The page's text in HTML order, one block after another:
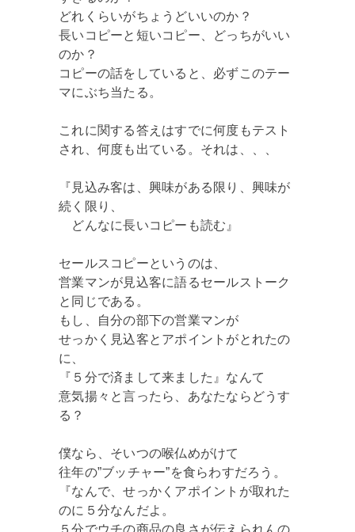
どれくらいがちょうどいいのか？
長いコピーと短いコピー、どっちがいい
のか？
コピーの話をしていると、必ずこのテー
マにぶち当たる。
これに関する答えはすでに何度もテスト
され、何度も出ている。それは、、、
『見込み客は、興味がある限り、興味が
続く限り、
どんなに長いコピーも読む』
セールスコピーというのは、
営業マンが見込客に語るセールストーク
と同じである。
もし、自分の部下の営業マンが
せっかく見込客とアポイントがとれたの
に、
『５分で済まして来ました』なんて
意気揚々と言ったら、あなたならどうす
る？
僕なら、そいつの喉仏めがけて
往年の”ブッチャー”を食らわすだろう。
『なんで、せっかくアポイントが取れた
のに５分なんだよ。
５分でウチの商品の良さが伝えられんの